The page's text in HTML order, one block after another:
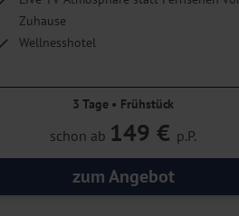
Zuhause
Wellnesshotel
3 Tage • Frühstück
schon ab 149 € p.P.
zum Angebot